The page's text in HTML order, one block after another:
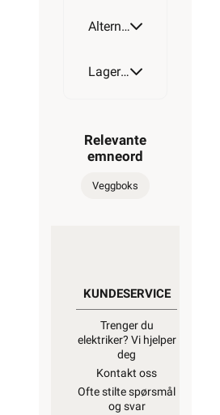
Alternative artikler
Lagerstatus
Relevante
emneord
Veggboks
KUNDESERVICE
Trenger du
elektriker? Vi hjelper
deg
Kontakt oss
Ofte stilte spørsmål
og svar